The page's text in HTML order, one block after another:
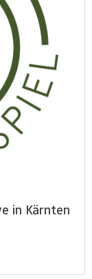
in Kärnten